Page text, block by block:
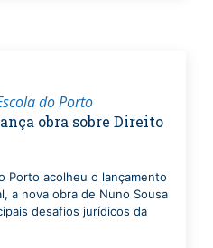
do Porto
obra sobre Direito
Porto acolheu o lançamento
a nova obra de Nuno Sousa
desafios jurídicos da